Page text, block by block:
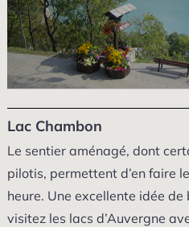
Lac Chambon
Le sentier aménagé, dont
pilotis, permettent d’en faire
heure. Une excellente idée
visitez les lacs d’Auvergne